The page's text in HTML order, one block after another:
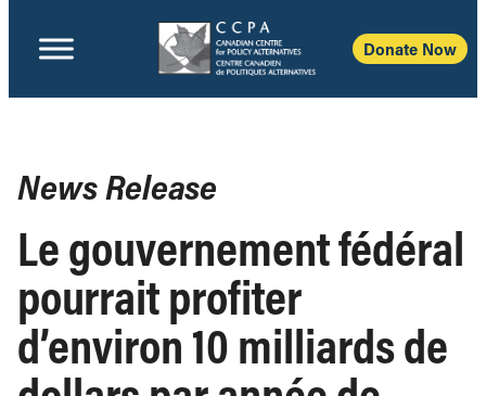
Donate Now
News Release
Le gouvernement fédéral
pourrait profiter
d’environ 10 milliards de